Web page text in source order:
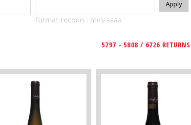
format recquis : mm/aaaa
5797 - 5808 / 6726 RETURNS